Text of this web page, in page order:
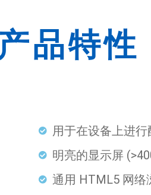
品特性
用于在设备上进
明亮的显示屏
通用 HTML5 网络